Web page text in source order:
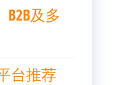
B2B及多
台推荐